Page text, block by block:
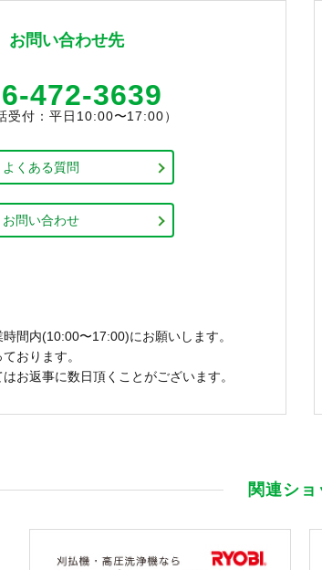
お問い合わせ先
472-3639
受付：平日10:00〜17:00）
よくある質問
お問い合わせ
間内(10:00〜17:00)にお願いします。
おります。
お返事に数日頂くことがございます。
関連ショ